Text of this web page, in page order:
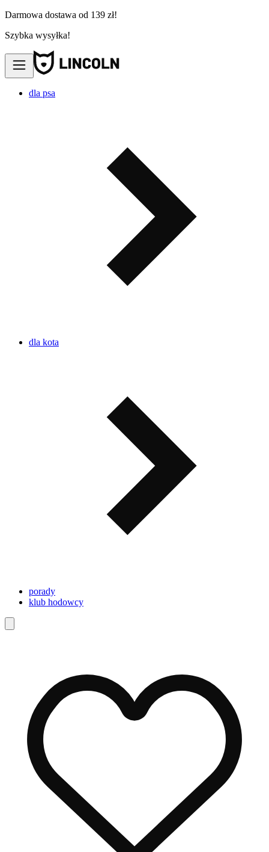
Darmowa dostawa od 139 zł!
Szybka wysyłka!
dla psa
dla kota
porady
klub hodowcy